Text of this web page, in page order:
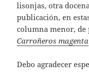
lisonjas, otra
publicación, en
columna menor,
Carroñeros magenta
Debo agradecer